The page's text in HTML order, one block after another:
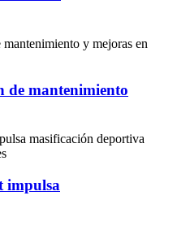
de mantenimiento
impulsa